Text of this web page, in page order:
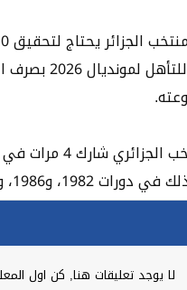
نقطة ممكنة
يذكر أن المنتخب
و1986، و2010، و2014.
لا يوجد تعليقات هنا, كن اول